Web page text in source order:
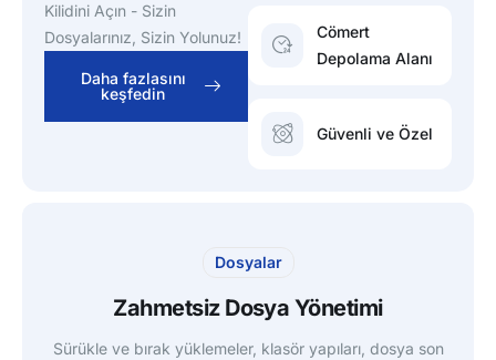
Kilidini Açın - Sizin
Dosyalarınız, Sizin Yolunuz!
Daha fazlasını
keşfedin
Cömert
Depolama Alanı
Güvenli ve Özel
Dosyalar
Zahmetsiz Dosya Yönetimi
Sürükle ve bırak yüklemeler, klasör yapıları, dosya son